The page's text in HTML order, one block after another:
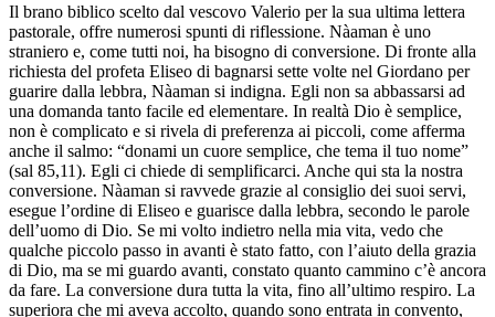
Il brano biblico scelto dal vescovo Valerio per la sua ultima lettera
pastorale, offre numerosi spunti di riflessione. Nàaman è uno
straniero e, come tutti noi, ha bisogno di conversione. Di fronte alla
richiesta del profeta Eliseo di bagnarsi sette volte nel Giordano per
guarire dalla lebbra, Nàaman si indigna. Egli non sa abbassarsi ad
una domanda tanto facile ed elementare. In realtà Dio è semplice,
non è complicato e si rivela di preferenza ai piccoli, come afferma
anche il salmo: “donami un cuore semplice, che tema il tuo nome”
(sal 85,11). Egli ci chiede di semplificarci. Anche qui sta la nostra
conversione. Nàaman si ravvede grazie al consiglio dei suoi servi,
esegue l’ordine di Eliseo e guarisce dalla lebbra, secondo le parole
dell’uomo di Dio. Se mi volto indietro nella mia vita, vedo che
qualche piccolo passo in avanti è stato fatto, con l’aiuto della grazia
di Dio, ma se mi guardo avanti, constato quanto cammino c’è ancora
da fare. La conversione dura tutta la vita, fino all’ultimo respiro. La
superiora che mi aveva accolto, quando sono entrata in convento,